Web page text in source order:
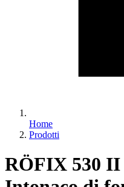
Home
Prodotti
RÖFIX 530 II